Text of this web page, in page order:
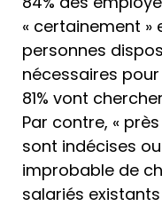
« certainement »
personnes
nécessaires
81% vont
Par contre, «
sont indécises
improbable de
salariés existants